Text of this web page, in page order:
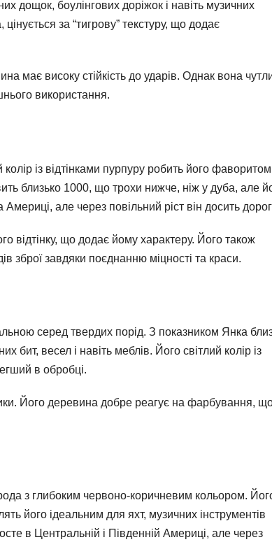
дощок, боулінгових доріжок і навіть музичних
за “тигрову” текстуру, що додає
має високу стійкість до ударів. Однак вона
використання.
із відтінками пурпуру робить його
близько 1000, що трохи нижче, ніж у дуба, але
але через повільний ріст він досить
відтінку, що додає йому характеру. Його також
зброї завдяки поєднанню міцності та краси.
серед твердих порід. З показником Янка
весел і навіть меблів. Його світлий колір із
в обробці.
Його деревина добре реагує на фарбування,
з глибоким червоно-коричневим кольором.
його ідеальним для яхт, музичних інструментів
в Центральній і Південній Америці, але через